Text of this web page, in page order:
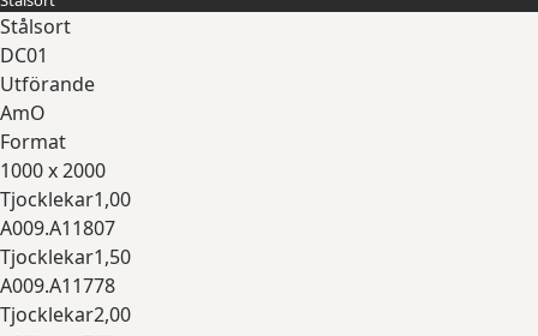
Stålsort
DC01
Utförande
AmO
Format
1000 x 2000
Tjocklekar1,00
A009.A11807
Tjocklekar1,50
A009.A11778
Tjocklekar2,00